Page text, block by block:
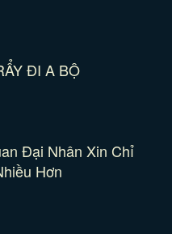
ĐI A BỘ
Đại Nhân Xin Chỉ
Hơn